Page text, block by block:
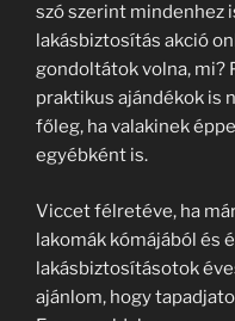
szó szerint mindenhez
lakásbiztosítás akció
gondoltátok volna, mi?
praktikus ajándékok is
főleg, ha valakinek
egyébként is.
Viccet félretéve, ha
lakomák kómájából és
lakásbiztosításotok
ajánlom, hogy